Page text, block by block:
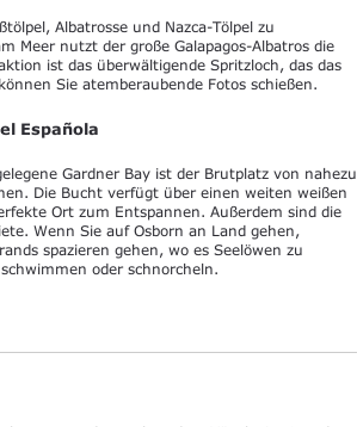
Albatrosse und Nazca-Tölpel zu
Meer nutzt der große Galapagos-Albatros die
ist das überwältigende Spritzloch, das das
Sie atemberaubende Fotos schießen.
Española
Gardner Bay ist der Brutplatz von nahezu
Die Bucht verfügt über einen weiten weißen
Ort zum Entspannen. Außerdem sind die
Wenn Sie auf Osborn an Land gehen,
spazieren gehen, wo es Seelöwen zu
oder schnorcheln.